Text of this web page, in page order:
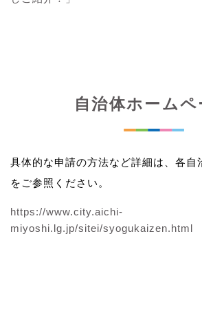
自治体ホームペ
具体的な申請の方法など詳細は、各自
をご参照ください。
https://www.city.aichi-
miyoshi.lg.jp/sitei/syogukaizen.html